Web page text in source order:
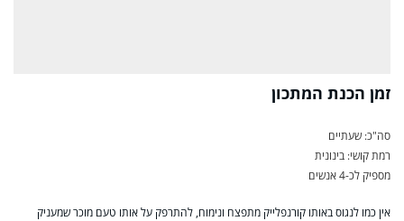
זמן הכנת המתכון
סה"כ: שעתיים
רמת קושי: בינונית
מספיק לכ-4 אנשים
אין כמו לנגוס באותו קורנפלייק מתפצח ונימוח, להתרפק על אותו טעם מוכר שמעניק